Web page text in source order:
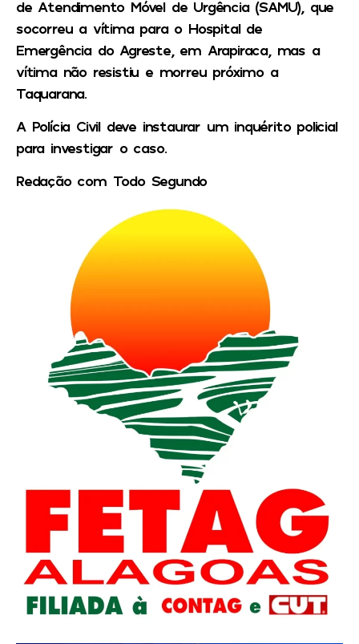
de Atendimento Móvel de Urgência (SAMU), que
socorreu a vítima para o Hospital de
Emergência do Agreste, em Arapiraca, mas a
vítima não resistiu e morreu próximo a
Taquarana.
A Polícia Civil deve instaurar um inquérito policial
para investigar o caso.
Redação com Todo Segundo